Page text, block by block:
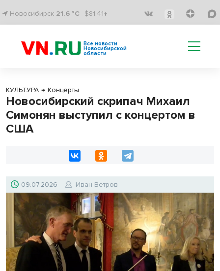
Новосибирск 21.6 °C $81.41↑
Все новости
Новосибирской
области
КУЛЬТУРА → Концерты
Новосибирский скрипач Михаил
Симонян выступил с концертом в
США
09.07.2026 Иван Ветров